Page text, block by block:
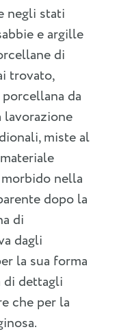
negli stati
e argille
di
trovato,
da
lavorazione
miste al
nella
dopo la
di
dagli
la sua forma
di dettagli
che per la